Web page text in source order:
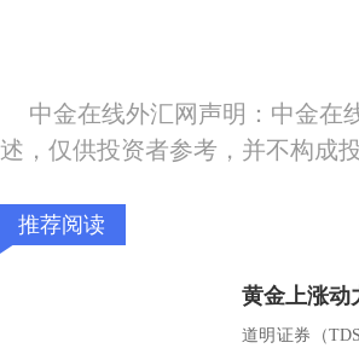
中金在线外汇网声明：中金在
述，仅供投资者参考，并不构成
推荐阅读
黄金上涨动
道明证券（